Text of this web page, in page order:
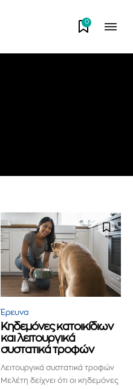
0
Έρευνα
Κηδεμόνες κατοικίδιων
και λειτουργικά
συστατικά τροφών
Λειτουργικά συστατικά τροφών
Μελέτη δείχνει ότι οι κηδεμόνες